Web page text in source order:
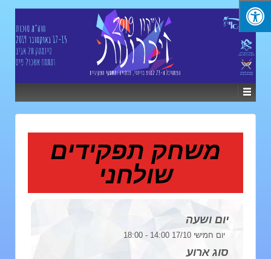
משחק תפקידים
שולחני
יום ושעה
יום חמישי 17/10 14:00 - 18:00
סוג ארוע